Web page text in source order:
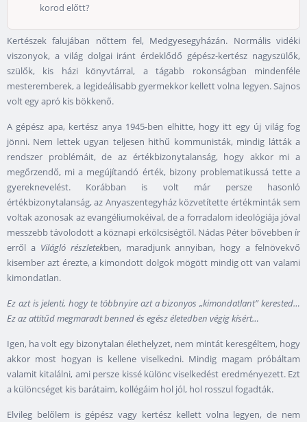
korod előtt?
Kertészek falujában nőttem fel, Medgyesegyházán. Normális vidéki
viszonyok, a világ dolgai iránt érdeklődő gépész-kertész nagyszülők,
szülők, kis házi könyvtárral, a tágabb rokonságban mindenféle
mesteremberek, a legideálisabb gyermekkor kellett volna legyen. Sajnos
volt egy apró kis bökkenő.
A gépész apa, kertész anya 1945-ben elhitte, hogy itt egy új világ fog
jönni. Nem lettek ugyan teljesen hithű kommunisták, mindig látták a
rendszer problémáit, de az értékbizonytalanság, hogy akkor mi a
megőrzendő, mi a megújítandó érték, bizony problematikussá tette a
gyereknevelést. Korábban is volt már persze hasonló
értékbizonytalanság, az Anyaszentegyház közvetítette értékminták sem
voltak azonosak az evangéliumokéival, de a forradalom ideológiája jóval
messzebb távolodott a köznapi erkölcsiségtől. Nádas Péter bővebben ír
erről a Világló részletekben, maradjunk annyiban, hogy a felnövekvő
kisember azt érezte, a kimondott dolgok mögött mindig ott van valami
kimondatlan.
Ez azt is jelenti, hogy te többnyire azt a bizonyos „kimondatlant” kerested…
Ez az attitűd megmaradt benned és egész életedben végig kísért…
Igen, ha volt egy bizonytalan élethelyzet, nem mintát keresgéltem, hogy
akkor most hogyan is kellene viselkedni. Mindig magam próbáltam
valamit kitalálni, ami persze kissé különc viselkedést eredményezett. Ezt
a különcséget kis barátaim, kollégáim hol jól, hol rosszul fogadták.
Elvileg belőlem is gépész vagy kertész kellett volna legyen, de nem